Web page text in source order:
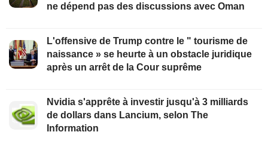
ne dépend pas des discussions avec Oman
L'offensive de Trump contre le " tourisme de
naissance » se heurte à un obstacle juridique
après un arrêt de la Cour suprême
Nvidia s'apprête à investir jusqu'à 3 milliards
de dollars dans Lancium, selon The
Information